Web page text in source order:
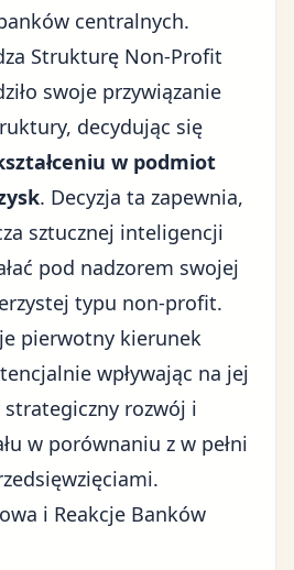
centralnych.
Strukturę Non-Profit
swoje przywiązanie
decydując się
w podmiot
. Decyzja ta zapewnia,
sztucznej inteligencji
pod nadzorem swojej
typu non-profit.
pierwotny kierunek
wpływając na jej
rozwój i
w porównaniu z w pełni
i Reakcje Banków